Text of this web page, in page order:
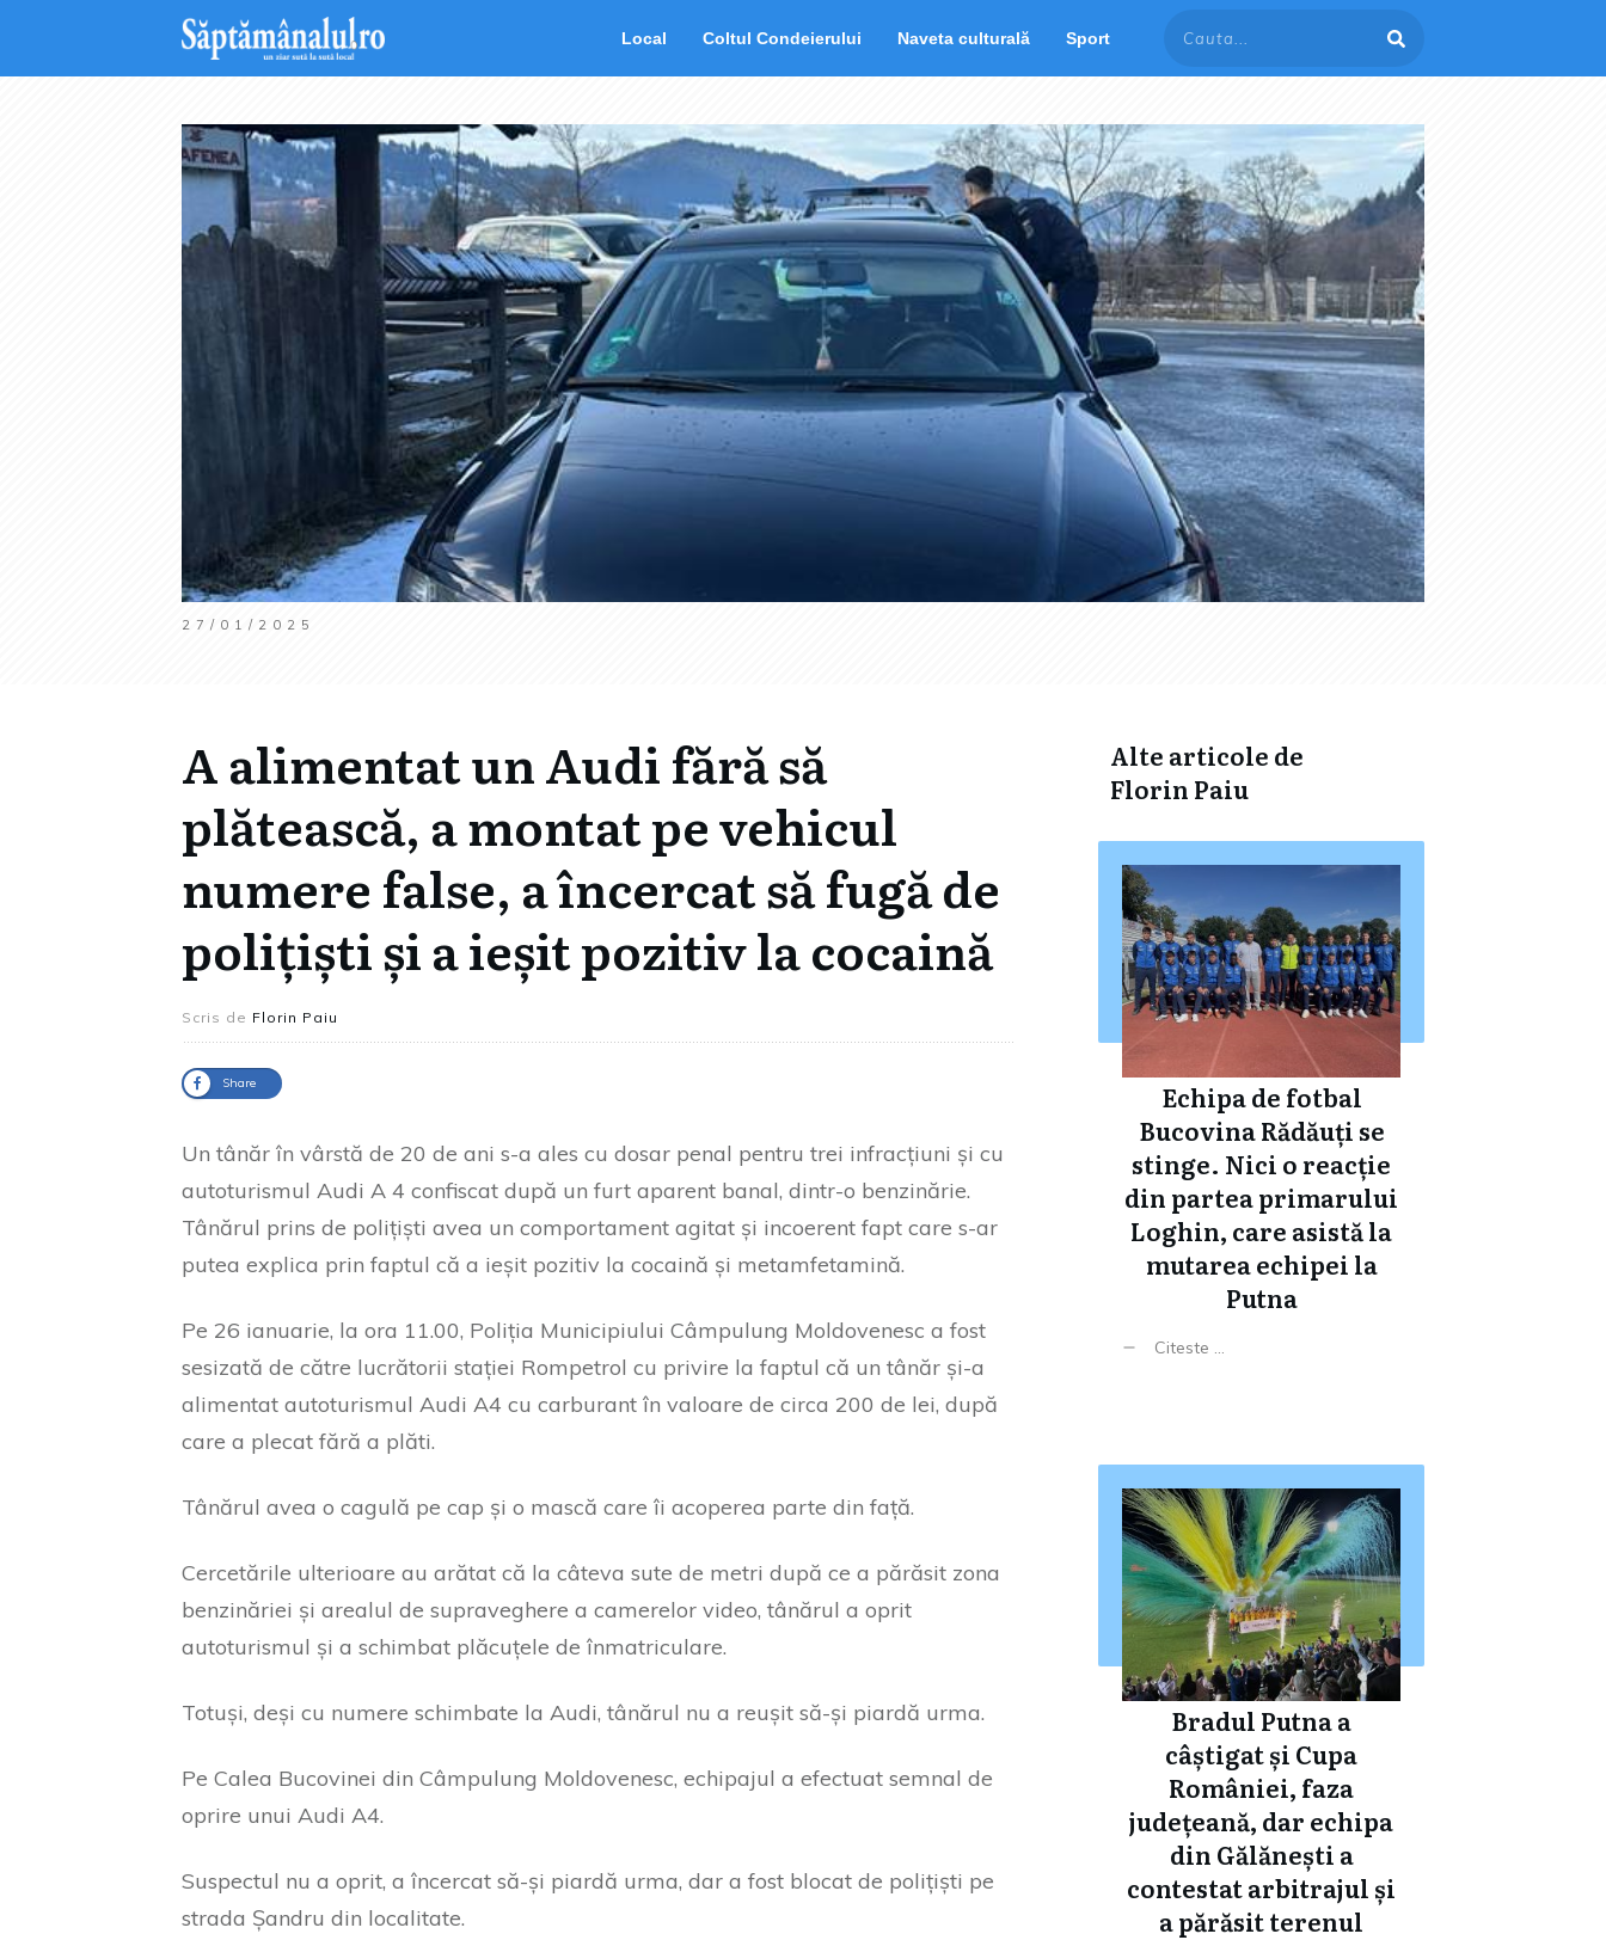
Local Coltul Condeierului Naveta culturală Sport
27/01/2025
A alimentat un Audi fără să
plătească, a montat pe vehicul
numere false, a încercat să fugă de
polițiști și a ieșit pozitiv la cocaină
Scris de Florin Paiu
Share
Un tânăr în vârstă de 20 de ani s-a ales cu dosar penal pentru trei infracțiuni și cu
autoturismul Audi A 4 confiscat după un furt aparent banal, dintr-o benzinărie.
Tânărul prins de polițiști avea un comportament agitat și incoerent fapt care s-ar
putea explica prin faptul că a ieșit pozitiv la cocaină și metamfetamină.
Pe 26 ianuarie, la ora 11.00, Poliția Municipiului Câmpulung Moldovenesc a fost
sesizată de către lucrătorii stației Rompetrol cu privire la faptul că un tânăr și-a
alimentat autoturismul Audi A4 cu carburant în valoare de circa 200 de lei, după
care a plecat fără a plăti.
Tânărul avea o cagulă pe cap și o mască care îi acoperea parte din față.
Cercetările ulterioare au arătat că la câteva sute de metri după ce a părăsit zona
benzinăriei și arealul de supraveghere a camerelor video, tânărul a oprit
autoturismul și a schimbat plăcuțele de înmatriculare.
Totuși, deși cu numere schimbate la Audi, tânărul nu a reușit să-și piardă urma.
Pe Calea Bucovinei din Câmpulung Moldovenesc, echipajul a efectuat semnal de
oprire unui Audi A4.
Suspectul nu a oprit, a încercat să-și piardă urma, dar a fost blocat de polițiști pe
strada Șandru din localitate.
Alte articole de
Florin Paiu
Echipa de fotbal
Bucovina Rădăuți se
stinge. Nici o reacție
din partea primarului
Loghin, care asistă la
mutarea echipei la
Putna
Citeste ...
Bradul Putna a
câștigat și Cupa
României, faza
județeană, dar echipa
din Gălănești a
contestat arbitrajul și
a părăsit terenul